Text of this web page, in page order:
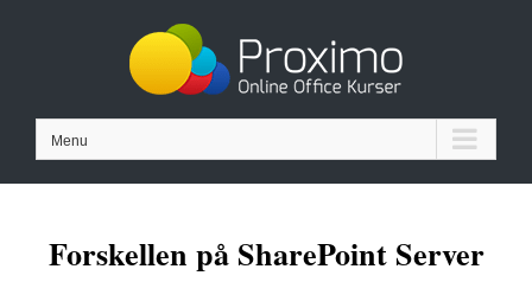
Menu
Forskellen på SharePoint Server